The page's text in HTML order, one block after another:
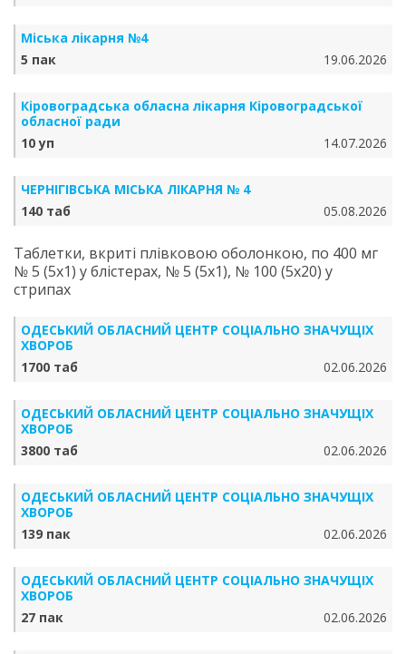
Міська лікарня №4
5 пак
19.06.2026
Кіровоградська обласна лікарня Кіровоградської
обласної ради
10 уп
14.07.2026
ЧЕРНІГІВСЬКА МІСЬКА ЛІКАРНЯ № 4
140 таб
05.08.2026
Таблетки, вкриті плівковою оболонкою, по 400 мг
№ 5 (5х1) у блістерах, № 5 (5х1), № 100 (5х20) у
стрипах
ОДЕСЬКИЙ ОБЛАСНИЙ ЦЕНТР СОЦІАЛЬНО ЗНАЧУЩІХ
ХВОРОБ
1700 таб
02.06.2026
ОДЕСЬКИЙ ОБЛАСНИЙ ЦЕНТР СОЦІАЛЬНО ЗНАЧУЩІХ
ХВОРОБ
3800 таб
02.06.2026
ОДЕСЬКИЙ ОБЛАСНИЙ ЦЕНТР СОЦІАЛЬНО ЗНАЧУЩІХ
ХВОРОБ
139 пак
02.06.2026
ОДЕСЬКИЙ ОБЛАСНИЙ ЦЕНТР СОЦІАЛЬНО ЗНАЧУЩІХ
ХВОРОБ
27 пак
02.06.2026